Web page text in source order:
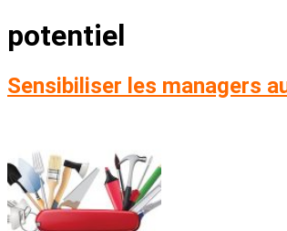
potentiel
Sensibiliser les managers